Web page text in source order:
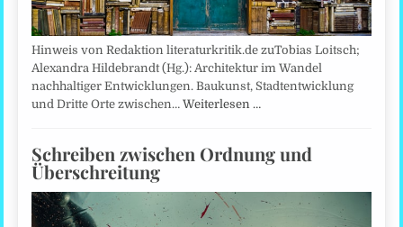
Hinweis von Redaktion literaturkritik.de zuTobias Loitsch;
Alexandra Hildebrandt (Hg.): Architektur im Wandel
nachhaltiger Entwicklungen. Baukunst, Stadtentwicklung
und Dritte Orte zwischen…Weiterlesen …
Schreiben zwischen Ordnung und
Überschreitung